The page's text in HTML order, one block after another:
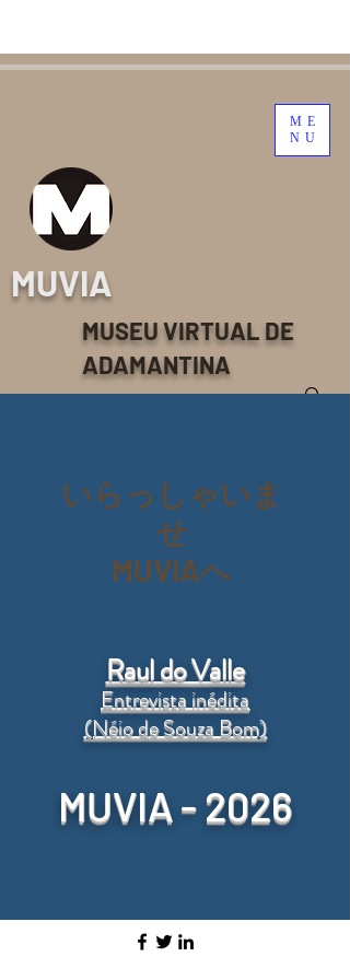
ME
NU
MUVIA
MUSEU VIRTUAL DE
ADAMANTINA
いらっしゃいま
せ
MUVIAへ
Raul do Valle
Entrevista inédita
(Néio de Souza Bom)
MUVIA - 2026